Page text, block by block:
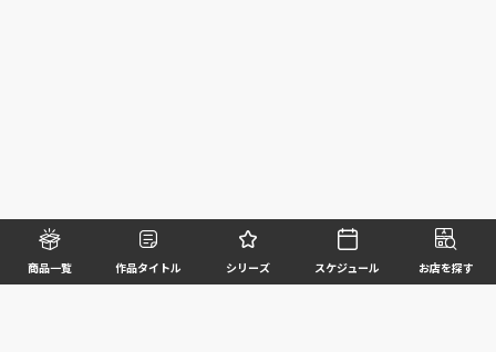
商品一覧 作品タイトル シリーズ スケジュール お店を探す